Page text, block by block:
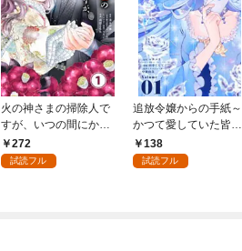
火の神さまの掃除人で
すが、いつの間にか花
嫁として溺愛されてい
ます【単話】（１）
272
試読フル
追放令嬢からの手紙～
かつて愛していた皆さ
まへ 私のことなどお忘
れですか？～【単話】
138
試読フル